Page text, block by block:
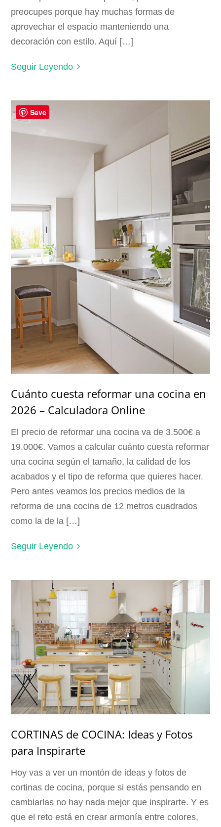
preocupes porque hay muchas formas de
aprovechar el espacio manteniendo una
decoración con estilo. Aquí […]
Seguir Leyendo
Cuánto cuesta reformar una cocina en
2026 – Calculadora Online
El precio de reformar una cocina va de 3.500€ a
19.000€. Vamos a calcular cuánto cuesta reformar
una cocina según el tamaño, la calidad de los
acabados y el tipo de reforma que quieres hacer.
Pero antes veamos los precios medios de la
reforma de una cocina de 12 metros cuadrados
como la de la […]
Seguir Leyendo
CORTINAS de COCINA: Ideas y Fotos
para Inspirarte
Hoy vas a ver un montón de ideas y fotos de
cortinas de cocina, porque si estás pensando en
cambiarlas no hay nada mejor que inspirarte. Y es
que el reto está en crear armonía entre colores,
Save